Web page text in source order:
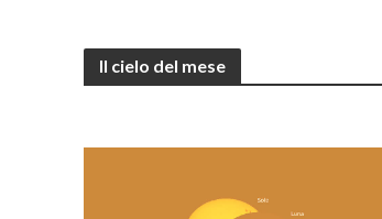
Il cielo del mese